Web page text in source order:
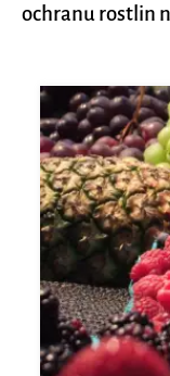
ochranu rostlin